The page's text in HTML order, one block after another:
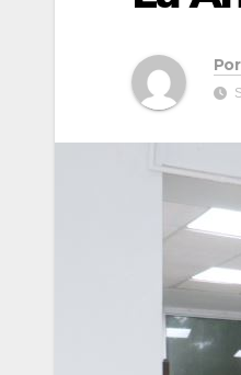
Por